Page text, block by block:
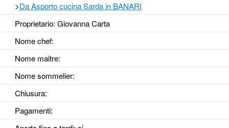
>Da Asporto cucina Sarda in BANARI
Proprietario: Giovanna Carta
Nome chef:
Nome maitre:
Nome sommelier:
Chiusura:
Pagamenti: